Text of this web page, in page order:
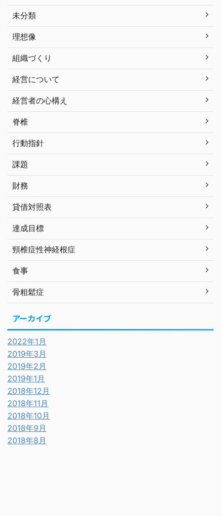
未分類
理想像
組織づくり
経営について
経営者の心構え
脊椎
行動指針
課題
財務
貸借対照表
達成目標
頸椎症性神経根症
食事
骨粗鬆症
アーカイブ
2022年1月
2019年3月
2019年2月
2019年1月
2018年12月
2018年11月
2018年10月
2018年9月
2018年8月